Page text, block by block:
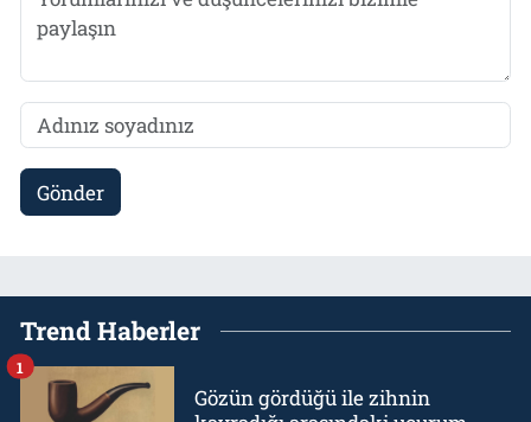
Gönder
Trend Haberler
Gözün gördüğü ile zihnin
1